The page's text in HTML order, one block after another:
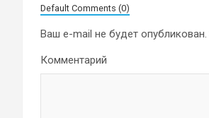
Default Comments (0)
Ваш e-mail не будет опубликован.
Комментарий